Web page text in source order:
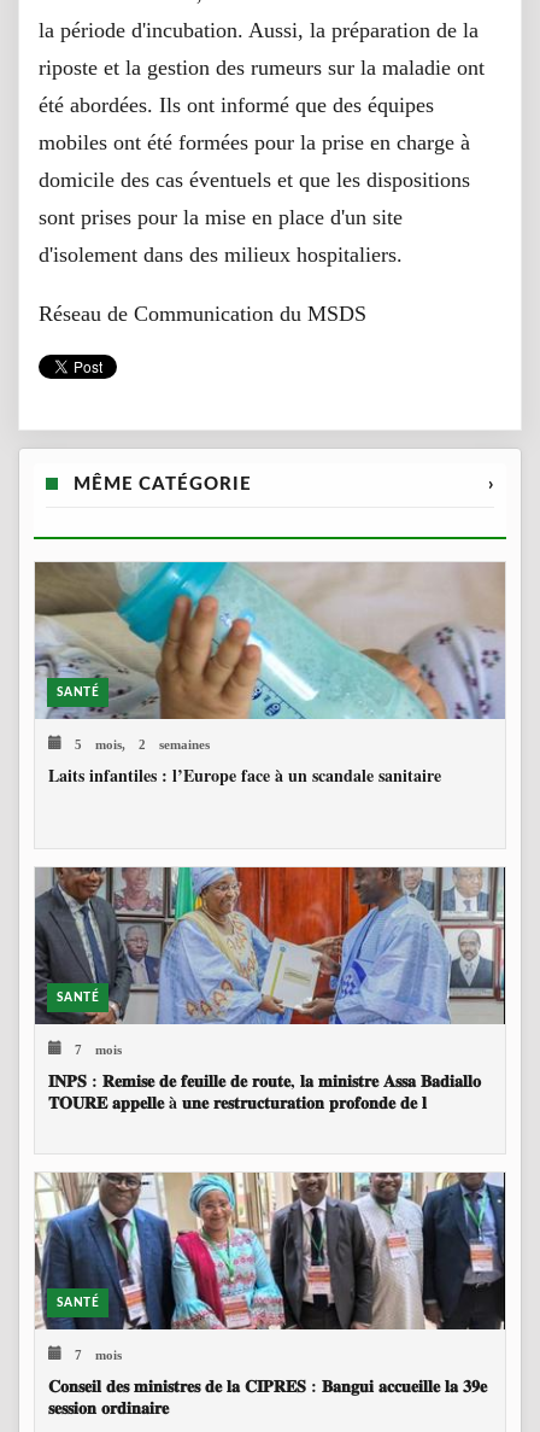
la période d'incubation. Aussi, la préparation de la
riposte et la gestion des rumeurs sur la maladie ont
été abordées. Ils ont informé que des équipes
mobiles ont été formées pour la prise en charge à
domicile des cas éventuels et que les dispositions
sont prises pour la mise en place d'un site
d'isolement dans des milieux hospitaliers.
Réseau de Communication du MSDS
MÊME CATÉGORIE ›
SANTÉ
5 mois, 2 semaines
Laits infantiles : l’Europe face à un scandale sanitaire
SANTÉ
7 mois
𝐈𝐍𝐏𝐒 : 𝐑𝐞𝐦𝐢𝐬𝐞 𝐝𝐞 𝐟𝐞𝐮𝐢𝐥𝐥𝐞 𝐝𝐞 𝐫𝐨𝐮𝐭𝐞, 𝐥𝐚 𝐦𝐢𝐧𝐢𝐬𝐭𝐫𝐞 𝐀𝐬𝐬𝐚 𝐁𝐚𝐝𝐢𝐚𝐥𝐥𝐨
𝐓𝐎𝐔𝐑𝐄 𝐚𝐩𝐩𝐞𝐥𝐥𝐞 à 𝐮𝐧𝐞 𝐫𝐞𝐬𝐭𝐫𝐮𝐜𝐭𝐮𝐫𝐚𝐭𝐢𝐨𝐧 𝐩𝐫𝐨𝐟𝐨𝐧𝐝𝐞 𝐝𝐞 𝐥
SANTÉ
7 mois
𝐂𝐨𝐧𝐬𝐞𝐢𝐥 𝐝𝐞𝐬 𝐦𝐢𝐧𝐢𝐬𝐭𝐫𝐞𝐬 𝐝𝐞 𝐥𝐚 𝐂𝐈𝐏𝐑𝐄𝐒 : 𝐁𝐚𝐧𝐠𝐮𝐢 𝐚𝐜𝐜𝐮𝐞𝐢𝐥𝐥𝐞 𝐥𝐚 𝟑𝟗𝐞
𝐬𝐞𝐬𝐬𝐢𝐨𝐧 𝐨𝐫𝐝𝐢𝐧𝐚𝐢𝐫𝐞